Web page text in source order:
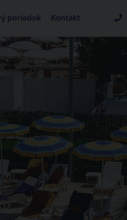
poriadok Kontakt